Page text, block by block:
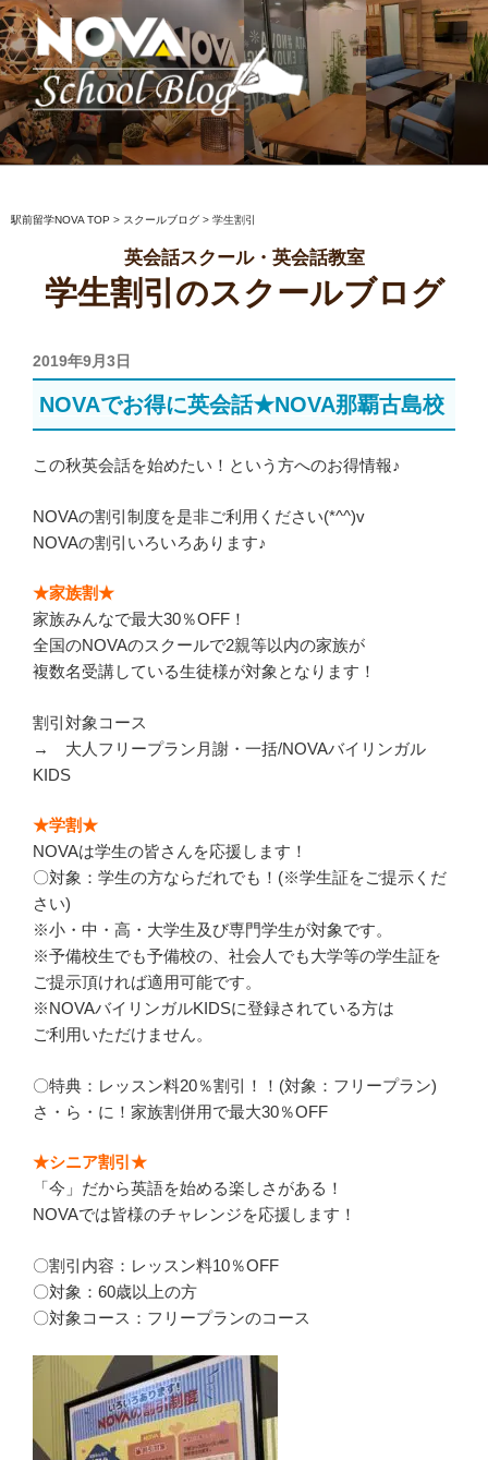
コ
ン
テ
ン
ツ
へ
ス
ッ
駅前留学NOVA【公式】スクールブロ
英会話スクール・英会話教室
駅前留学NOVA TOP > スクールブログ > 学生割引
英会話スクール・英会話教室
学生割引のスクールブログ
投
稿
日:
2019年9月3日
NOVAでお得に英会話★NOVA那覇古島校
この秋英会話を始めたい！という方へのお得情報♪
NOVAの割引制度を是非ご利用ください(*^^)v
NOVAの割引いろいろあります♪
★家族割★
家族みんなで最大30％OFF！
全国のNOVAのスクールで2親等以内の家族が
複数名受講している生徒様が対象となります！
割引対象コース
→ 大人フリープラン月謝・一括/NOVAバイリンガル
KIDS
★学割★
NOVAは学生の皆さんを応援します！
〇対象：学生の方ならだれでも！(※学生証をご提示くだ
さい)
※小・中・高・大学生及び専門学生が対象です。
※予備校生でも予備校の、社会人でも大学等の学生証を
ご提示頂ければ適用可能です。
※NOVAバイリンガルKIDSに登録されている方は
ご利用いただけません。
〇特典：レッスン料20％割引！！(対象：フリープラン)
さ・ら・に！家族割併用で最大30％OFF
★シニア割引★
「今」だから英語を始める楽しさがある！
NOVAでは皆様のチャレンジを応援します！
〇割引内容：レッスン料10％OFF
〇対象：60歳以上の方
〇対象コース：フリープランのコース